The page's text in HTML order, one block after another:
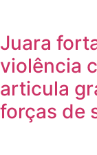
Juara
violência
articula
forças de